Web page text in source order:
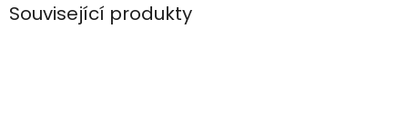
Související produkty